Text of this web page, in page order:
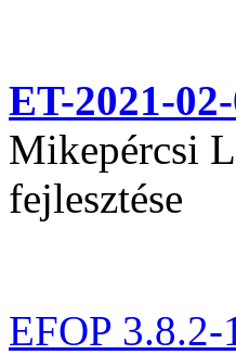
ET-2021-
Mikepércsi
fejlesztése
EFOP